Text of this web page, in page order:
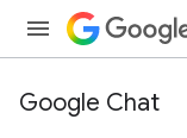
Google Chat